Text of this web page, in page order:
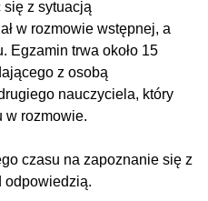
z sytuacją
w rozmowie wstępnej, a
Egzamin trwa około 15
z osobą
nauczyciela, który
w rozmowie.
czasu na zapoznanie się z
odpowiedzią.